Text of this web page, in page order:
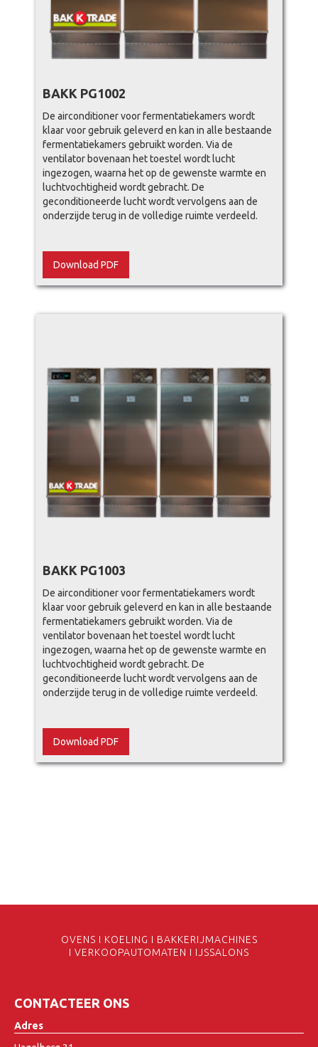
BAKK PG1002
De airconditioner voor fermentatiekamers wordt
klaar voor gebruik geleverd en kan in alle bestaande
fermentatiekamers gebruikt worden. Via de
ventilator bovenaan het toestel wordt lucht
ingezogen, waarna het op de gewenste warmte en
luchtvochtigheid wordt gebracht. De
geconditioneerde lucht wordt vervolgens aan de
onderzijde terug in de volledige ruimte verdeeld.
Download PDF
BAKK PG1003
De airconditioner voor fermentatiekamers wordt
klaar voor gebruik geleverd en kan in alle bestaande
fermentatiekamers gebruikt worden. Via de
ventilator bovenaan het toestel wordt lucht
ingezogen, waarna het op de gewenste warmte en
luchtvochtigheid wordt gebracht. De
geconditioneerde lucht wordt vervolgens aan de
onderzijde terug in de volledige ruimte verdeeld.
Download PDF
OVENS I KOELING I BAKKERIJMACHINES
I VERKOOPAUTOMATEN I IJSSALONS
CONTACTEER ONS
Adres